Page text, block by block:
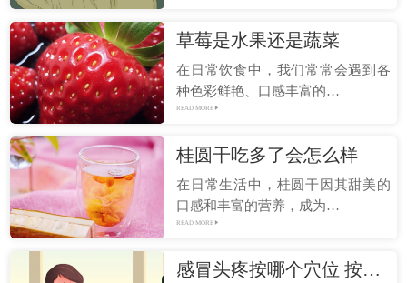
草莓是水果还是蔬菜
在日常饮食中，我们常常会遇到各
种色彩鲜艳、口感丰富的…
READ MORE
桂圆干吃多了会怎么样
在日常生活中，桂圆干因其甜美的
口感和丰富的营养，成为…
READ MORE
感冒头疼按哪个穴位 按揉穴位时要注意些什么